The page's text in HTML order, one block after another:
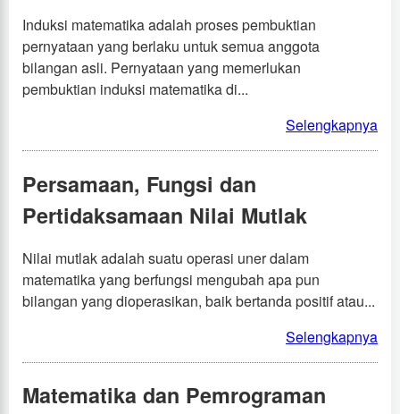
Induksi matematika adalah proses pembuktian
pernyataan yang berlaku untuk semua anggota
bilangan asli. Pernyataan yang memerlukan
pembuktian induksi matematika di...
Selengkapnya
Persamaan, Fungsi dan
Pertidaksamaan Nilai Mutlak
Nilai mutlak adalah suatu operasi uner dalam
matematika yang berfungsi mengubah apa pun
bilangan yang dioperasikan, baik bertanda positif atau...
Selengkapnya
Matematika dan Pemrograman